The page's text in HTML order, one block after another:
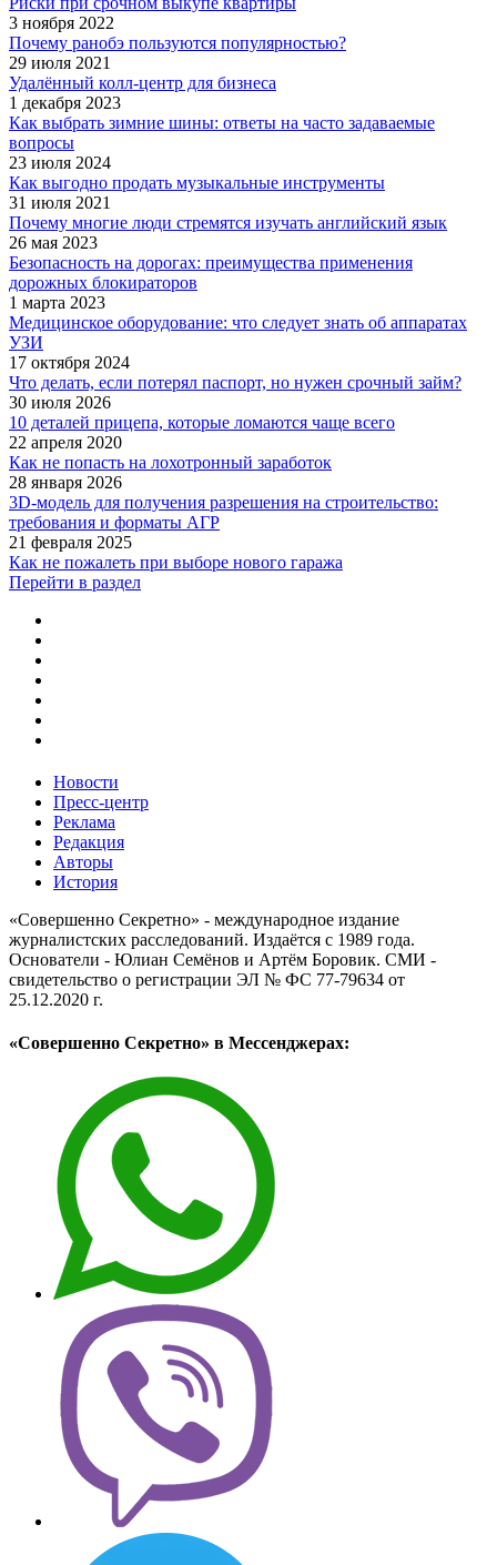
3 ноября 2022
Почему ранобэ пользуются популярностью?
29 июля 2021
Удалённый колл-центр для бизнеса
1 декабря 2023
Как выбрать зимние шины: ответы на часто задаваемые
вопросы
23 июля 2024
Как выгодно продать музыкальные инструменты
31 июля 2021
Почему многие люди стремятся изучать английский язык
26 мая 2023
Безопасность на дорогах: преимущества применения
дорожных блокираторов
1 марта 2023
Медицинское оборудование: что следует знать об аппаратах
УЗИ
17 октября 2024
Что делать, если потерял паспорт, но нужен срочный займ?
30 июля 2026
10 деталей прицепа, которые ломаются чаще всего
22 апреля 2020
Как не попасть на лохотронный заработок
28 января 2026
3D-модель для получения разрешения на строительство:
требования и форматы АГР
21 февраля 2025
Как не пожалеть при выборе нового гаража
Перейти в раздел
Новости
Пресс-центр
Реклама
Редакция
Авторы
История
«Совершенно Секретно» - международное издание
журналистских расследований. Издаётся с 1989 года.
Основатели - Юлиан Семёнов и Артём Боровик. CМИ -
свидетельство о регистрации ЭЛ № ФС 77-79634 от
25.12.2020 г.
«Совершенно Секретно» в Мессенджерах: